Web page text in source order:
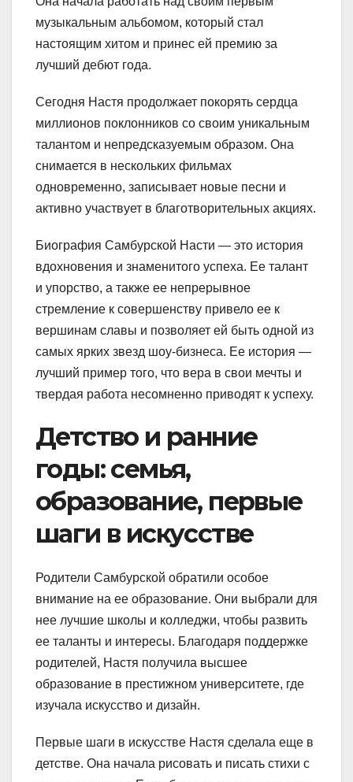
музыкальным альбомом, который стал
настоящим хитом и принес ей премию за
лучший дебют года.
Сегодня Настя продолжает покорять сердца
миллионов поклонников со своим уникальным
талантом и непредсказуемым образом. Она
снимается в нескольких фильмах
одновременно, записывает новые песни и
активно участвует в благотворительных акциях.
Биография Самбурской Насти — это история
вдохновения и знаменитого успеха. Ее талант
и упорство, а также ее непрерывное
стремление к совершенству привело ее к
вершинам славы и позволяет ей быть одной из
самых ярких звезд шоу-бизнеса. Ее история —
лучший пример того, что вера в свои мечты и
твердая работа несомненно приводят к успеху.
Детство и ранние
годы: семья,
образование, первые
шаги в искусстве
Родители Самбурской обратили особое
внимание на ее образование. Они выбрали для
нее лучшие школы и колледжи, чтобы развить
ее таланты и интересы. Благодаря поддержке
родителей, Настя получила высшее
образование в престижном университете, где
изучала искусство и дизайн.
Первые шаги в искусстве Настя сделала еще в
детстве. Она начала рисовать и писать стихи с